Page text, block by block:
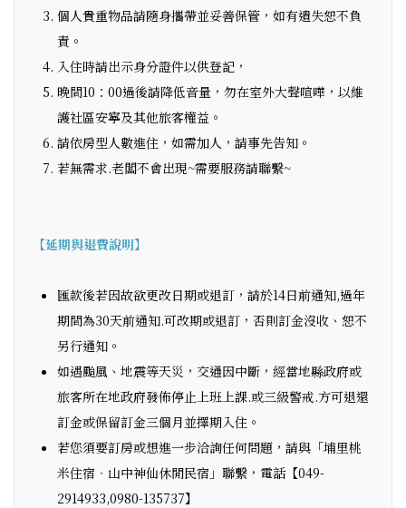
個人貴重物品請隨身攜帶並妥善保管，如有遺失恕不負
責。
入住時請出示身分證件以供登記，
晚間10：00過後請降低音量，勿在室外大聲喧嘩，以維
護社區安寧及其他旅客權益。
請依房型人數進住，如需加人，請事先告知。
若無需求.老闆不會出現~需要服務請聯繫~
【延期與退費說明】
匯款後若因故欲更改日期或退訂，請於14日前通知,過年
期間為30天前通知.可改期或退訂，否則訂金沒收、恕不
另行通知。
如遇颱風、地震等天災，交通因中斷，經當地縣政府或
旅客所在地政府發佈停止上班上課.或三級警戒.方可退還
訂金或保留訂金三個月並擇期入住。
若您須要訂房或想進一步洽詢任何問題，請與「埔里桃
米住宿‧山中神仙休閒民宿」聯繫，電話【049-
2914933,0980-135737】